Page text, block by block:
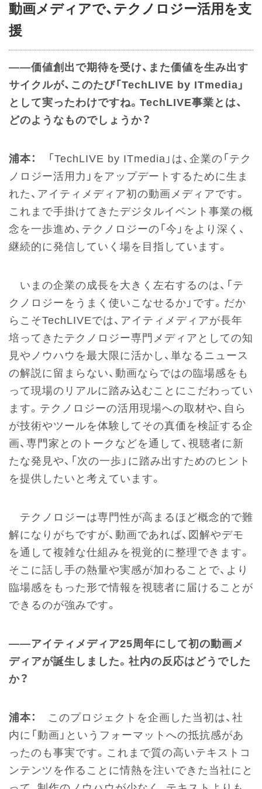
動画メディアで、テクノロジー活用を支
援
――価値創出で期待を受け、また価値を生み出す
サイクルが、このたび「TechLIVE by ITmedia」
として実ったわけですね。TechLIVE事業とは、
どのようなものでしょうか？
浦本：
「TechLIVE by ITmedia」は、企業の「テク
ノロジー活用力」をアップデートするために生ま
れた、アイティメディア初の動画メディアです。
これまで手掛けてきたデジタルイベント事業の概
念を一歩進め、テクノロジーの「今」をより深く、
継続的に発信していく場を目指しています。
いまの企業の成長を大きく左右するのは、「テ
クノロジーをうまく使いこなせるか」です。だか
らこそTechLIVEでは、アイティメディアが長年
培ってきたテクノロジー専門メディアとしての知
見やノウハウを最大限に活かし、単なるニュース
の解説に留まらない、動画ならではの臨場感をも
って現場のリアルに踏み込むことにこだわってい
ます。テクノロジーの活用現場への取材や、自ら
が技術やツールを体験してその真価を検証する企
画、専門家とのトークなどを通して、視聴者に新
たな発見や、「次の一歩」に踏み出すためのヒント
を提供したいと考えています。
テクノロジーは専門性が高まるほど概念的で難
解になりがちですが、動画であれば、図解やデモ
を通して複雑な仕組みを視覚的に整理できます。
そこに話し手の熱量や実感が加わることで、より
臨場感をもった形で情報を視聴者に届けることが
できるのが強みです。
――アイティメディア25周年にして初の動画メ
ディアが誕生しました。社内の反応はどうでした
か？
浦本：
このプロジェクトを企画した当初は、社
内に「動画」というフォーマットへの抵抗感があ
ったのも事実です。これまで質の高いテキストコ
ンテンツを作ることに情熱を注いできた当社にと